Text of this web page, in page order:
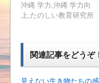
沖縄 学力,沖縄 学力向
上,たのしい教育研究所
関連記事をどうぞ
見えない生き物たちの